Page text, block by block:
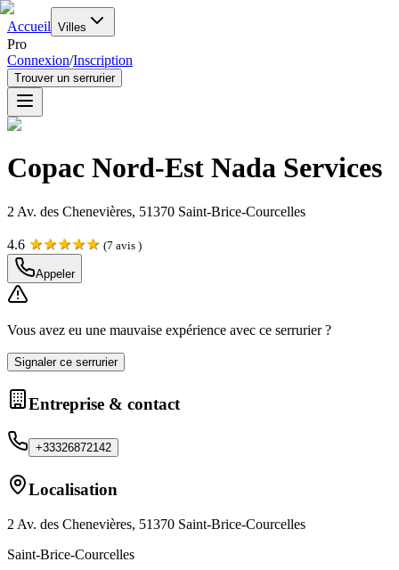
Accueil Villes
Pro
Connexion/Inscription
Trouver un serrurier
Copac Nord-Est Nada Services
2 Av. des Chenevières, 51370 Saint-Brice-Courcelles
4.6 ★★★★★ (7 avis )
Appeler
Vous avez eu une mauvaise expérience avec ce serrurier ?
Signaler ce serrurier
Entreprise & contact
+33326872142
Localisation
2 Av. des Chenevières, 51370 Saint-Brice-Courcelles
Saint-Brice-Courcelles